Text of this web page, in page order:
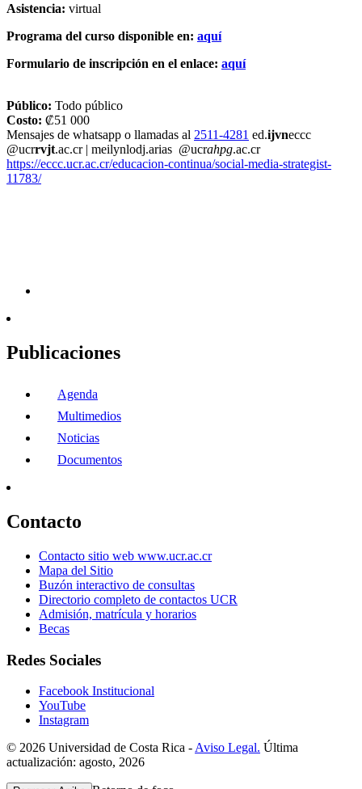
Asistencia: virtual
Programa del curso disponible en: aquí
Formulario de inscripción en el enlace: aquí
Público: Todo público
Costo: ₡51 000
Mensajes de whatsapp o llamadas al 2511-4281 ed.ijvneccc
@ucrrvjt.ac.cr| meilynlodj.arias @ucrahpg.ac.cr
https://eccc.ucr.ac.cr/educacion-continua/social-media-strategist-
11783/
Publicaciones
Agenda
Multimedios
Noticias
Documentos
Contacto
Contacto sitio web www.ucr.ac.cr
Mapa del Sitio
Buzón interactivo de consultas
Directorio completo de contactos UCR
Admisión, matrícula y horarios
Becas
Redes Sociales
Facebook Institucional
YouTube
Instagram
© 2026 Universidad de Costa Rica - Aviso Legal. Última
actualización: agosto, 2026